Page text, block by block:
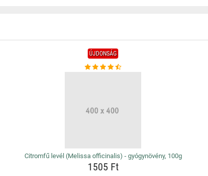
ÚJDONSÁG
Citromfű levél (Melissa officinalis) - gyógynövény, 100g
1505 Ft